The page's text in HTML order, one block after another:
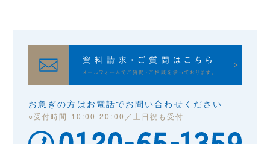
お急ぎの方はお電話でお問い合わせください
○受付時間 10:00-20:00／土日祝も受付